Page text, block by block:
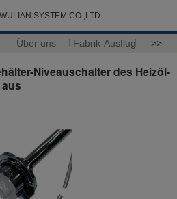
SYSTEM CO.,LTD
Über uns Fabrik-Ausflug >>
Niveauschalter des Heizöl-